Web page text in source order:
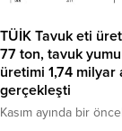
TÜİK Tavuk eti
77 ton, tavuk
üretimi 1,74 milyar
gerçekleşti
Kasım ayında bir